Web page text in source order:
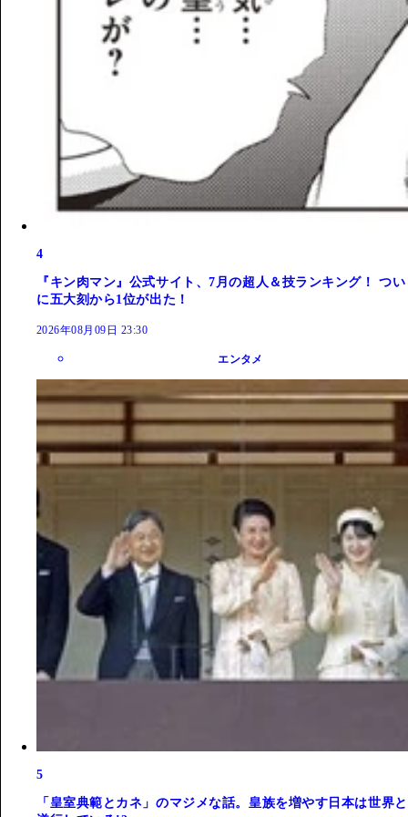
4
『キン肉マン』公式サイト、7月の超人＆技ランキング！ つい
に五大刻から1位が出た！
2026年08月09日 23:30
エンタメ
5
「皇室典範とカネ」のマジメな話。皇族を増やす日本は世界と